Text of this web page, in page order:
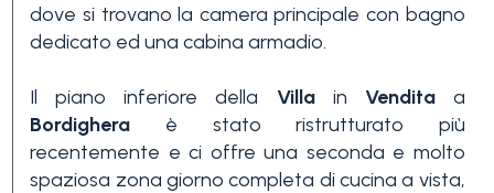
dove si trovano la camera principale con bagno
dedicato ed una cabina armadio.
Il piano inferiore della Villain Venditaa
Bordighera è stato ristrutturato più
recentemente e ci offre una seconda e molto
spaziosa zona giorno completa di cucina a vista,
Piscina